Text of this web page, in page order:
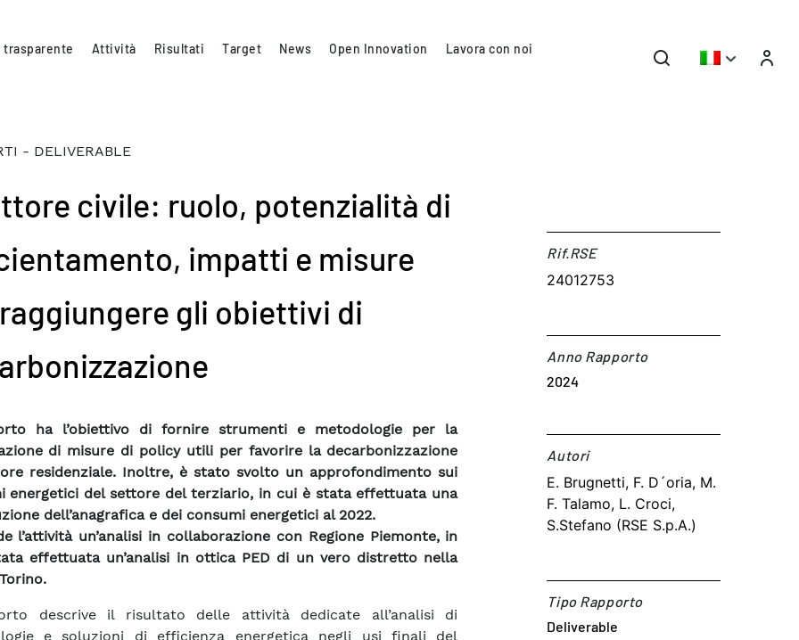
trasparente Attività Risultati Target News Open Innovation Lavora con noi
- DELIVERABLE
civile: ruolo, potenzialità di
impatti e misure
gli obiettivi di
ha l’obiettivo di fornire strumenti e metodologie per la
di misure di policy utili per favorire la decarbonizzazione
residenziale. Inoltre, è stato svolto un approfondimento sui
energetici del settore del terziario, in cui è stata effettuata una
dell’anagrafica e dei consumi energetici al 2022.
l’attività un’analisi in collaborazione con Regione Piemonte, in
effettuata un’analisi in ottica PED di un vero distretto nella
descrive il risultato delle attività dedicate all’analisi di
e soluzioni di efficienza energetica negli usi finali del
Rif.RSE​
24012753
Anno Rapporto
2024
Autori​
E. Brugnetti, F. D´oria, M.
F. Talamo, L. Croci,
S.Stefano (RSE S.p.A.)
Tipo Rapporto
Deliverable